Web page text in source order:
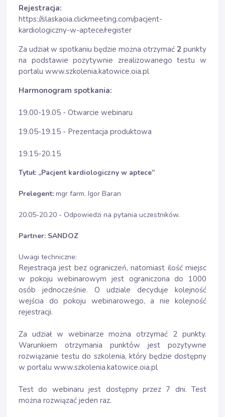
Rejestracja:
https://slaskaoia.clickmeeting.com/pacjent-
kardiologiczny-w-aptece/register
Za udział w spotkaniu będzie można otrzymać 2 punkty
na podstawie pozytywnie zrealizowanego testu w
portalu www.szkolenia.katowice.oia.pl
Harmonogram spotkania:
19.00-19.05 - Otwarcie webinaru
19.05-19.15 - Prezentacja produktowa
19.15-20.15
Tytuł: „Pacjent kardiologiczny w aptece”
Prelegent: mgr farm. Igor Baran
20.05-20.20 - Odpowiedzi na pytania uczestników.
Partner: SANDOZ
Uwagi techniczne:
Rejestracja jest bez ograniczeń, natomiast ilość miejsc
w pokoju webinarowym jest ograniczona do 1000
osób jednocześnie. O udziale decyduje kolejność
wejścia do pokoju webinarowego, a nie kolejność
rejestracji.
Za udział w webinarze można otrzymać 2 punkty.
Warunkiem otrzymania punktów jest pozytywne
rozwiązanie testu do szkolenia, który będzie dostępny
w portalu www.szkolenia.katowice.oia.pl
Test do webinaru jest dostępny przez 7 dni. Test
można rozwiązać jeden raz.